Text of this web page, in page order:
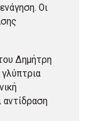
Οι
Δημήτρη
αντίδραση